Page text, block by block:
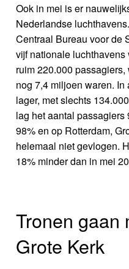
Ook in mei is er
Nederlandse
Centraal Bureau voor de
vijf nationale
ruim 220.000
nog 7,4 miljoen waren.
lager, met slechts
lag het aantal
98% en op Rotterdam,
helemaal niet gevlogen.
18% minder dan in mei
Tronen gaan
Grote Kerk